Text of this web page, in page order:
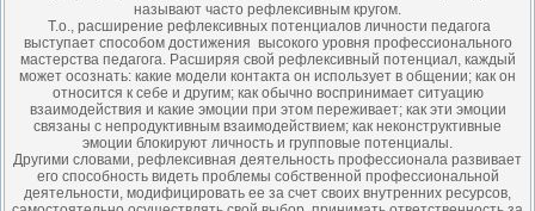
называют часто рефлексивным кругом.
Т.о., расширение рефлексивных потенциалов личности педагога
выступает способом достижения высокого уровня профессионального
мастерства педагога. Расширяя свой рефлексивный потенциал, каждый
может осознать: какие модели контакта он использует в общении; как он
относится к себе и другим; как обычно воспринимает ситуацию
взаимодействия и какие эмоции при этом переживает; как эти эмоции
связаны с непродуктивным взаимодействием; как неконструктивные
эмоции блокируют личность и групповые потенциалы.
Другими словами, рефлексивная деятельность профессионала развивает
его способность видеть проблемы собственной профессиональной
деятельности, модифицировать ее за счет своих внутренних ресурсов,